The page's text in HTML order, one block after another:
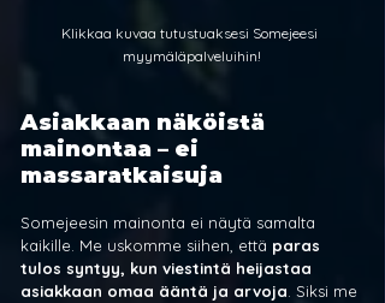
Klikkaa kuvaa tutustuaksesi Somejeesi
myymäläpalveluihin!
Asiakkaan näköistä
mainontaa – ei
massaratkaisuja
Somejeesin mainonta ei näytä samalta
kaikille. Me uskomme siihen, että paras
tulos syntyy, kun viestintä heijastaa
asiakkaan omaa ääntä ja arvoja. Siksi me